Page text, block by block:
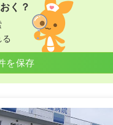
く？
を保存